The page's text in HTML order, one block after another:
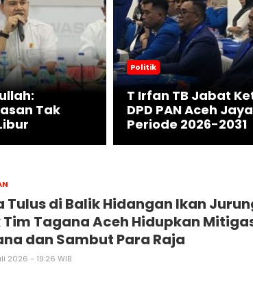
Tak
Politik
T Irfan TB Jabat
DPD PAN Aceh Jaya
Periode 2026-2031
Tulus di Balik Hidangan Ikan
Tagana Aceh Hidupkan
dan Sambut Para Raja
2026 - 19:26 WIB